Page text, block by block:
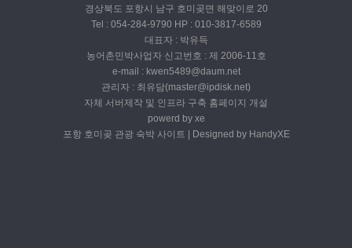
경상북도 포항시 남구 호미곶면 해맞이로 20
Tel : 054-284-9790 HP : 010-3817-6589
대표자 : 박유득
농어촌민박사업자 신고번호 : 제 2006-11호
e-mail : kwen5489@daum.net
관리자 : 최유담(master@ipdisk.net)
자체 서버제작 및 인프라 구축 홈페이지 개설
powerd by xe
포항 호미곶 관광 숙박 사이트 | Designed by HandyXE